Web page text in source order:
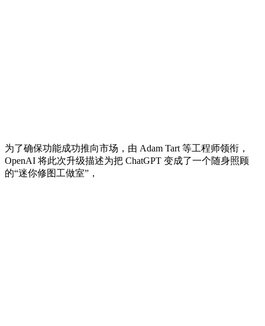
为了确保功能成功推向市场，由 Adam Tart 等工程师领衔，
OpenAI 将此次升级描述为把 ChatGPT 变成了一个随身照顾
的“迷你修图工做室”，